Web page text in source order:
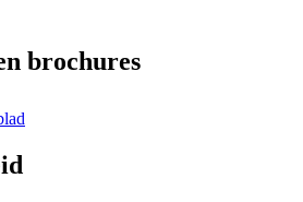
brochures